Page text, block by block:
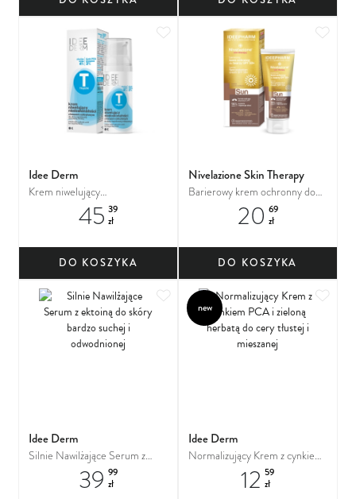
Idee Derm
Krem niwelujący
niedoskonałości z kwasem
salicylowym do skóry
trądzikowej, mieszanej, tłustej
45 39
zł
DO KOSZYKA
Dodaj do ulubionych
Nivelazione Skin Therapy
Barierowy krem ochronny do
20 69
zł
DO KOSZYKA
Idee Derm
Silnie Nawilżające Serum z
ektoiną do skóry bardzo suchej i
odwodnionej39 99
zł
Dodaj do ulubionych
new
Idee Derm
Normalizujący Krem z cynkiem
PCA i zieloną herbatą do cery
tłustej i mieszanej
12 59
zł